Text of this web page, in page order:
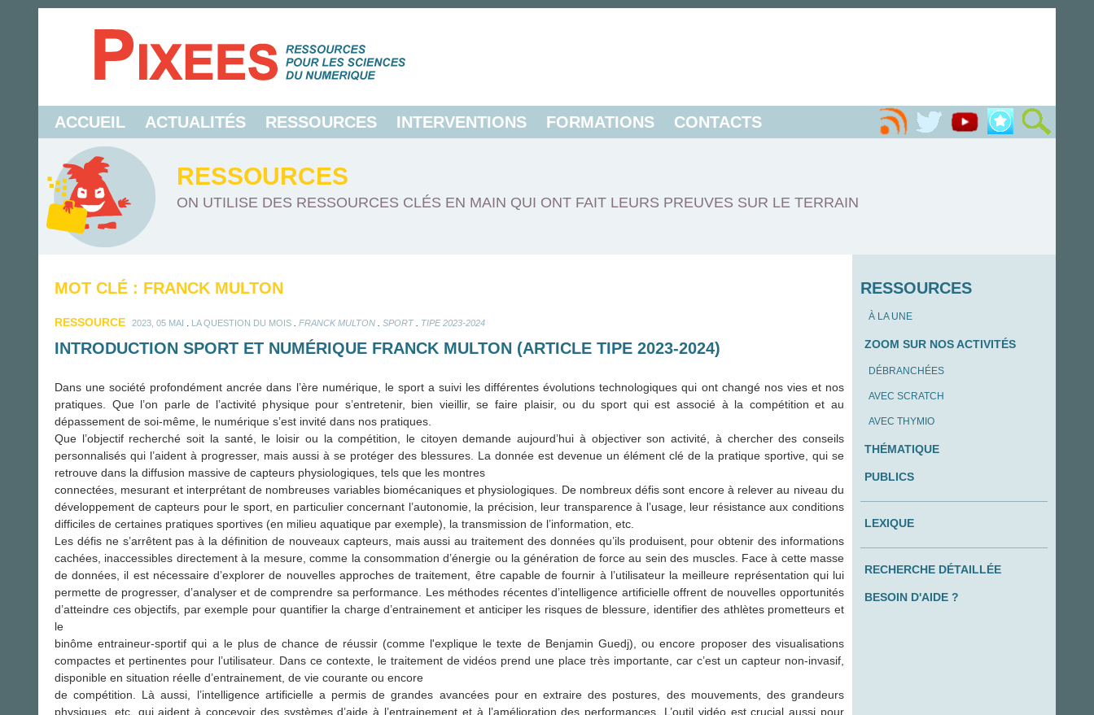
ACCUEIL ACTUALITÉS RESSOURCES INTERVENTIONS FORMATIONS CONTACTS
RESSOURCES
ON UTILISE DES RESSOURCES CLÉS EN MAIN QUI ONT FAIT LEURS PREUVES SUR LE TERRAIN
MOT CLÉ : FRANCK MULTON
RESSOURCE 2023, 05 MAI LA QUESTION DU MOIS FRANCK MULTON SPORT. TIPE 2023-2024
INTRODUCTION SPORT ET NUMÉRIQUE FRANCK MULTON (ARTICLE TIPE 2023-2024)
Dans une société profondément ancrée dans l’ère numérique, le sport a suivi les différentes évolutions technologiques qui ont changé nos vies et nos
pratiques. Que l’on parle de l’activité physique pour s’entretenir, bien vieillir, se faire plaisir, ou du sport qui est associé à la compétition et au
dépassement de soi-même, le numérique s’est invité dans nos pratiques.
Que l’objectif recherché soit la santé, le loisir ou la compétition, le citoyen demande aujourd’hui à objectiver son activité, à chercher des conseils
personnalisés qui l’aident à progresser, mais aussi à se protéger des blessures. La donnée est devenue un élément clé de la pratique sportive, qui se
retrouve dans la diffusion massive de capteurs physiologiques, tels que les montres
connectées, mesurant et interprétant de nombreuses variables biomécaniques et physiologiques. De nombreux défis sont encore à relever au niveau du
développement de capteurs pour le sport, en particulier concernant l’autonomie, la précision, leur transparence à l’usage, leur résistance aux conditions
difficiles de certaines pratiques sportives (en milieu aquatique par exemple), la transmission de l’information, etc.
Les défis ne s’arrêtent pas à la définition de nouveaux capteurs, mais aussi au traitement des données qu’ils produisent, pour obtenir des informations
cachées, inaccessibles directement à la mesure, comme la consommation d’énergie ou la génération de force au sein des muscles. Face à cette masse
de données, il est nécessaire d’explorer de nouvelles approches de traitement, être capable de fournir à l’utilisateur la meilleure représentation qui lui
permette de progresser, d’analyser et de comprendre sa performance. Les méthodes récentes d’intelligence artificielle offrent de nouvelles opportunités
d’atteindre ces objectifs, par exemple pour quantifier la charge d’entrainement et anticiper les risques de blessure, identifier des athlètes prometteurs et
le
binôme entraineur-sportif qui a le plus de chance de réussir (comme l'explique le texte de Benjamin Guedj), ou encore proposer des visualisations
compactes et pertinentes pour l’utilisateur. Dans ce contexte, le traitement de vidéos prend une place très importante, car c’est un capteur non-invasif,
disponible en situation réelle d’entrainement, de vie courante ou encore
de compétition. Là aussi, l’intelligence artificielle a permis de grandes avancées pour en extraire des postures, des mouvements, des grandeurs
physiques, etc. qui aident à concevoir des systèmes d’aide à l’entrainement et à l’amélioration des performances. L’outil vidéo est crucial aussi pour
RESSOURCES
À LA UNE
ZOOM SUR NOS ACTIVITÉS
DÉBRANCHÉES
AVEC SCRATCH
AVEC THYMIO
THÉMATIQUE
PUBLICS
LEXIQUE
RECHERCHE DÉTAILLÉE
BESOIN D'AIDE ?